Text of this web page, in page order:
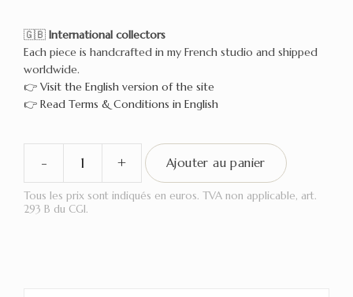
🇬🇧 International collectors
Each piece is handcrafted in my French studio and shipped
worldwide.
👉 Visit the English version of the site
👉 Read Terms & Conditions in English
-
quantité
de
+ Ajouter au panier
Tous les prix sont indiqués en euros. TVA non applicable, art.
293 B du CGI.